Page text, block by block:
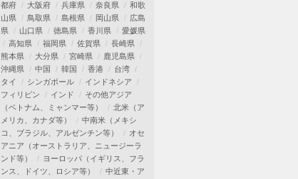
都府
大阪府 兵庫県 奈良県
和歌
山県
鳥取県 島根県 岡山県
広島
県
山口県 徳島県 香川県
愛媛県
高知県
福岡県 佐賀県
長崎県
熊本県
大分県 宮崎県
鹿児島県
沖縄県
中国 韓国 香港
台湾
タイ
シンガポール
インドネシア
フィリピン
インド
その他アジア
（ベトナム、ミャンマー等）
北米（ア
メリカ、カナダ等）
中南米（メキシ
コ、ブラジル、アルゼンチン等）
オセ
アニア（オーストラリア、ニュージーラ
ンド等）
ヨーロッパ（イギリス、フラ
ンス、ドイツ、ロシア等）
中近東・ア